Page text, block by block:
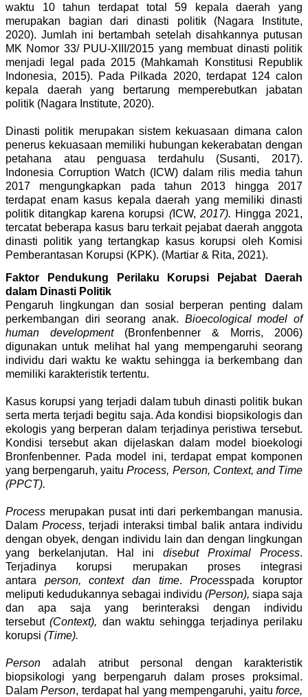
waktu 10 tahun terdapat total 59 kepala daerah yang
merupakan bagian dari dinasti politik (Nagara Institute,
2020). Jumlah ini bertambah setelah disahkannya putusan
MK Nomor 33/ PUU-XIII/2015 yang membuat dinasti politik
menjadi legal pada 2015 (Mahkamah Konstitusi Republik
Indonesia, 2015). Pada Pilkada 2020, terdapat 124 calon
kepala daerah yang bertarung memperebutkan jabatan
politik (Nagara Institute, 2020).
Dinasti politik merupakan sistem kekuasaan dimana calon
penerus kekuasaan memiliki hubungan kekerabatan dengan
petahana atau penguasa terdahulu (Susanti, 2017).
Indonesia Corruption Watch (ICW) dalam rilis media tahun
2017 mengungkapkan pada tahun 2013 hingga 2017
terdapat enam kasus kepala daerah yang memiliki dinasti
politik ditangkap karena korupsi (ICW, 2017). Hingga 2021,
tercatat beberapa kasus baru terkait pejabat daerah anggota
dinasti politik yang tertangkap kasus korupsi oleh Komisi
Pemberantasan Korupsi (KPK). (Martiar & Rita, 2021).
Faktor Pendukung Perilaku Korupsi Pejabat Daerah
dalam Dinasti Politik
Pengaruh lingkungan dan sosial berperan penting dalam
perkembangan diri seorang anak. Bioecological model of
human development(Bronfenbenner & Morris, 2006)
digunakan untuk melihat hal yang mempengaruhi seorang
individu dari waktu ke waktu sehingga ia berkembang dan
memiliki karakteristik tertentu.
Kasus korupsi yang terjadi dalam tubuh dinasti politik bukan
serta merta terjadi begitu saja. Ada kondisi biopsikologis dan
ekologis yang berperan dalam terjadinya peristiwa tersebut.
Kondisi tersebut akan dijelaskan dalam model bioekologi
Bronfenbenner. Pada model ini, terdapat empat komponen
yang berpengaruh, yaituProcess, Person, Context, and Time
(PPCT).
Process merupakan pusat inti dari perkembangan manusia.
Dalam Process, terjadi interaksi timbal balik antara individu
dengan obyek, dengan individu lain dan dengan lingkungan
yang berkelanjutan. Hal inidisebut Proximal Process.
Terjadinya korupsi merupakan proses integrasi
antara person, context dan time.Processpada koruptor
meliputi kedudukannya sebagai individu (Person), siapa saja
dan apa saja yang berinteraksi dengan individu
tersebut(Context), dan waktu sehingga terjadinya perilaku
korupsi (Time).
Person adalah atribut personal dengan karakteristik
biopsikologi yang berpengaruh dalam proses proksimal.
DalamPerson, terdapat hal yang mempengaruhi, yaituforce,